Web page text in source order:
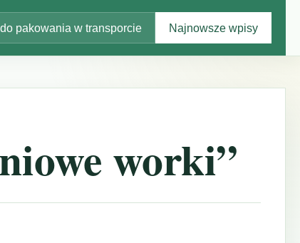
pakowania w transporcie Najnowsze wpisy
worki”